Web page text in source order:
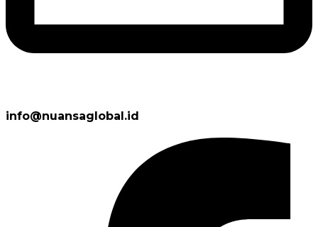
info@nuansaglobal.id